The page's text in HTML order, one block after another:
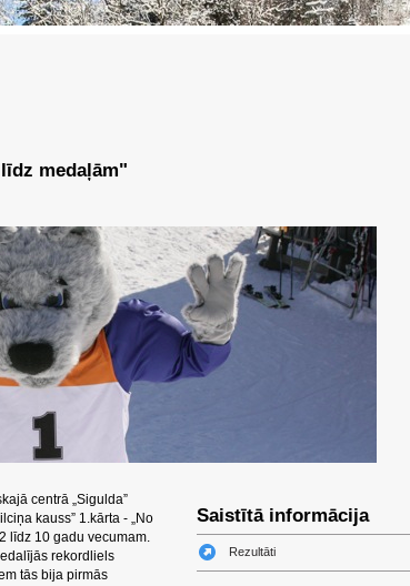
medaļām"
Saistītā informācija
Rezultāti
centrā „Sigulda”
kauss” 1.kārta - „No
līdz 10 gadu vecumam.
rekordliels
tās bija pirmās